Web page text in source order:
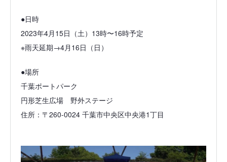
●日時
2023年4月15日（土）13時〜16時予定
※雨天延期→4月16日（日）
●場所
千葉ポートパーク
円形芝生広場 野外ステージ
住所：〒260-0024 千葉市中央区中央港1丁目